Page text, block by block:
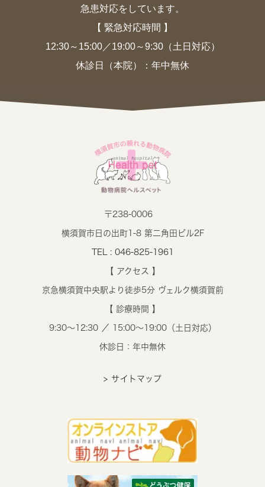
急患対応をしています。
【 緊急対応時間 】
12:30～15:00／19:00～9:30（土日対応）
休診日（本院）：年中無休
〒238-0006
横須賀市日の出町1-8 第二角田ビル2F
TEL : 046-825-1961
【 アクセス 】
京急横須賀中央駅より徒歩5分 ヴェルク横須賀前
【 診療時間 】
9:30～12:30 ／ 15:00～19:00（土日対応）
休診日：年中無休
> サイトマップ